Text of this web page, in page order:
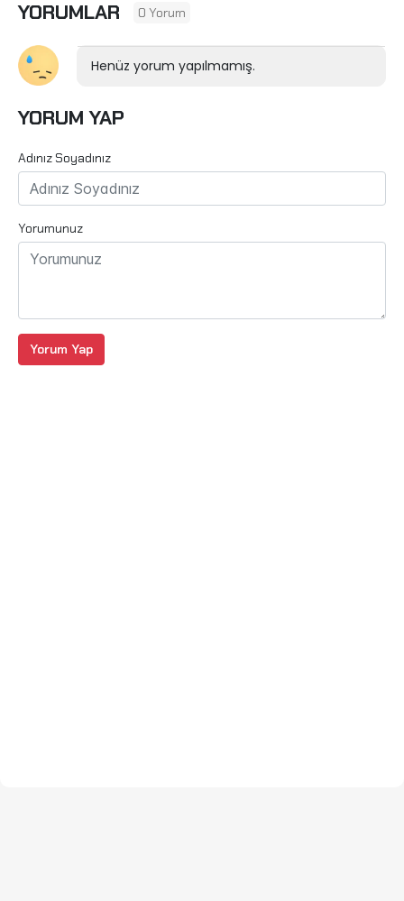
YORUMLAR 0 Yorum
Henüz yorum yapılmamış.
YORUM YAP
Adınız Soyadınız
Yorumunuz
Yorum Yap